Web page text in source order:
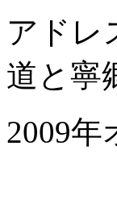
アドレ
道と寧
2009年